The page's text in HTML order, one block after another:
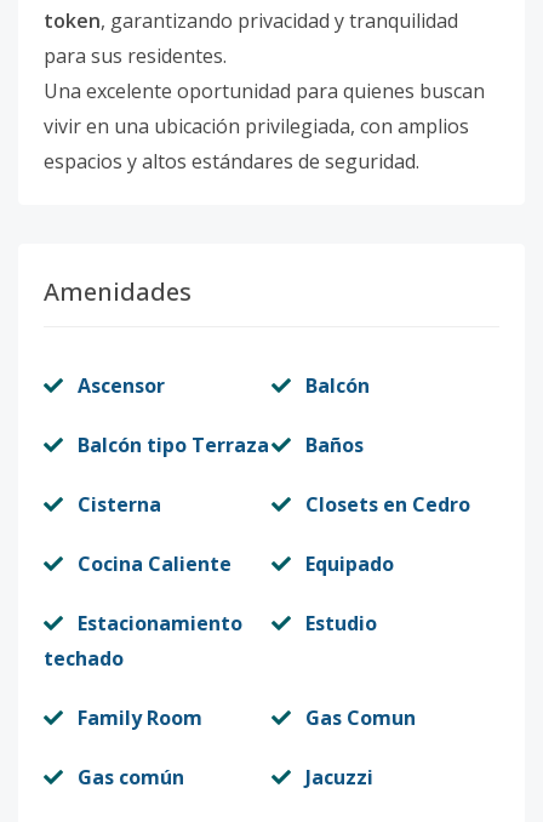
token, garantizando privacidad y tranquilidad
para sus residentes.
Una excelente oportunidad para quienes buscan
vivir en una ubicación privilegiada, con amplios
espacios y altos estándares de seguridad.
Amenidades
Ascensor Balcón
Balcón tipo Terraza Baños
Cisterna Closets en Cedro
Cocina Caliente Equipado
Estacionamiento
techado
Estudio
Family Room Gas Comun
Gas común Jacuzzi